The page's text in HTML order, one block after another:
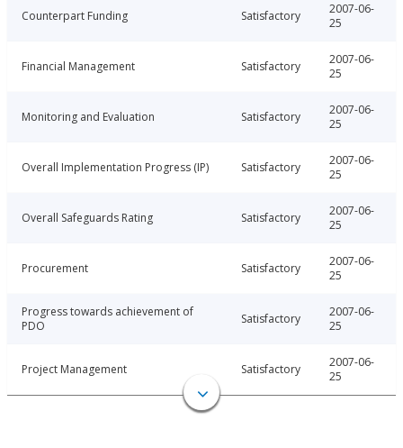
Counterpart Funding Satisfactory
2007-06-
25
Financial Management Satisfactory
2007-06-
25
Monitoring and Evaluation Satisfactory
2007-06-
25
Overall Implementation Progress (IP) Satisfactory
2007-06-
25
Overall Safeguards Rating Satisfactory
2007-06-
25
Procurement Satisfactory
2007-06-
25
Progress towards achievement of
PDO
Satisfactory
2007-06-
25
Project Management Satisfactory
2007-06-
25